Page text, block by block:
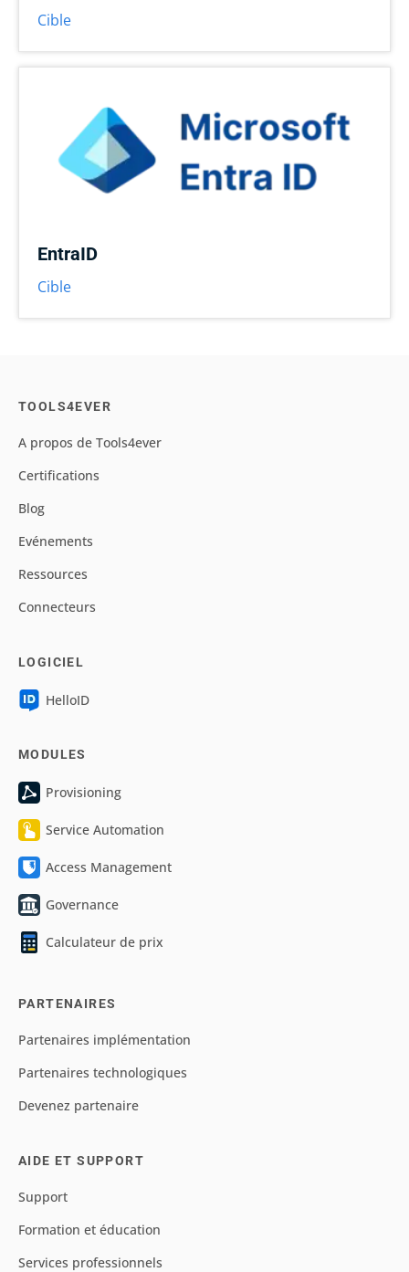
Cible
EntraID
Cible
TOOLS4EVER
A propos de Tools4ever
Certifications
Blog
Evénements
Ressources
Connecteurs
LOGICIEL
HelloID
MODULES
Provisioning
Service Automation
Access Management
Governance
Calculateur de prix
PARTENAIRES
Partenaires implémentation
Partenaires technologiques
Devenez partenaire
AIDE ET SUPPORT
Support
Formation et éducation
Services professionnels